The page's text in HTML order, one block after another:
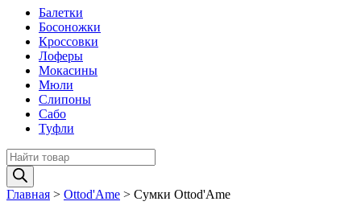
Балетки
Босоножки
Кроссовки
Лоферы
Мокасины
Мюли
Слипоны
Сабо
Туфли
Поиск
товаров
Главная > Ottod'Ame > Сумки Ottod'Ame